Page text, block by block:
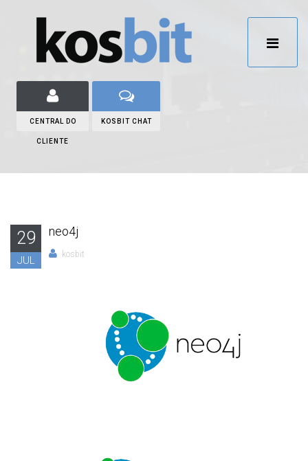
CENTRAL DO
CLIENTE
KOSBIT CHAT
29
JUL
neo4j
kosbit